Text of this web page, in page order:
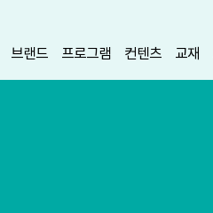
브랜드 프로그램 컨텐츠 교재